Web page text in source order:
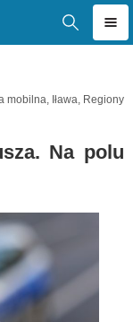
mobilna, Iława, Regiony
Na polu